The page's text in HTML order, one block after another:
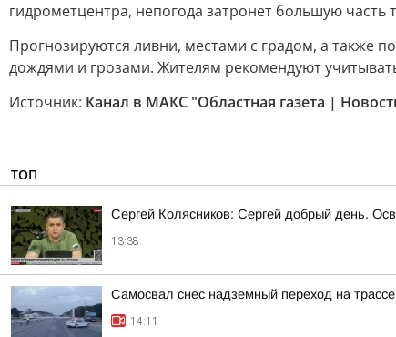
гидрометцентра, непогода затронет большую часть
Прогнозируются ливни, местами с градом, а также
дождями и грозами. Жителям рекомендуют
Источник: Канал в МАКС "Областная газета |
ТОП
Сергей Колясников: Сергей добрый день.
13:38
Самосвал снес надземный переход на
14:11